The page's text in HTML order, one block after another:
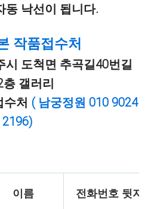
동 낙선이 됩니다.
작품접수처
시 도척면 추곡길40번길
층 갤러리
수처 ( 남궁정원 010 9024
2196)
이름 전화번호 뒷자